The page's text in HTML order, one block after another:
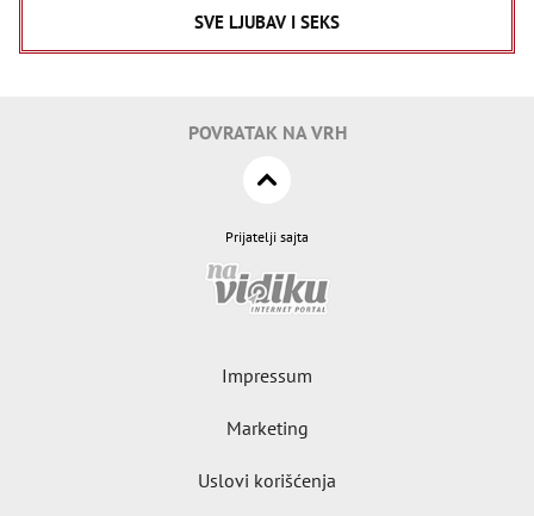
SVE LJUBAV I SEKS
POVRATAK NA VRH
Prijatelji sajta
Impressum
Marketing
Uslovi korišćenja